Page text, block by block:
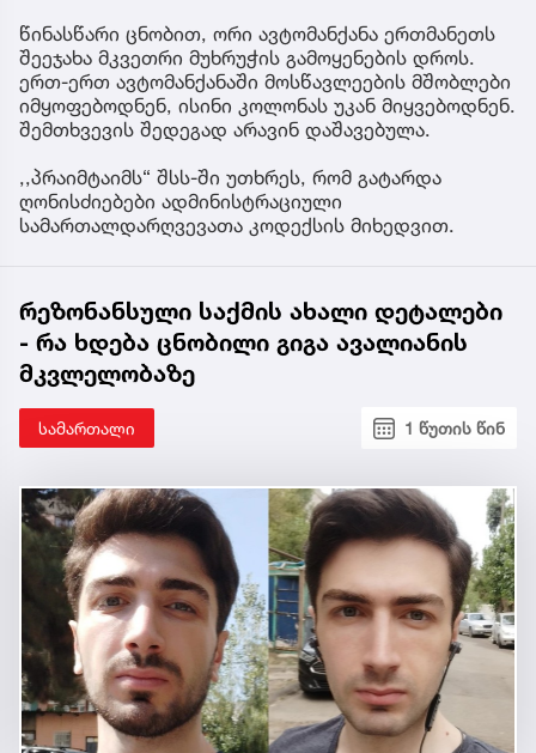
წინასწარი ცნობით, ორი ავტომანქანა ერთმანეთს
შეეჯახა მკვეთრი მუხრუჭის გამოყენების დროს.
ერთ-ერთ ავტომანქანაში მოსწავლეების მშობლები
იმყოფებოდნენ, ისინი კოლონას უკან მიყვებოდნენ.
შემთხვევის შედეგად არავინ დაშავებულა.
,,პრაიმტაიმს“ შსს-ში უთხრეს, რომ გატარდა
ღონისძიებები ადმინისტრაციული
სამართალდარღვევათა კოდექსის მიხედვით.
რეზონანსული საქმის ახალი დეტალები
- რა ხდება ცნობილი გიგა ავალიანის
მკვლელობაზე
სამართალი 1 წუთის წინ